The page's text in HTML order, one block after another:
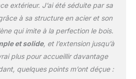
extérieur. J’ai été séduite par sa
à sa structure en acier et son
qui imite à la perfection le bois.
et solide, et l’extension jusqu’à
plus pour accueillir davantage
quelques points m’ont déçue :